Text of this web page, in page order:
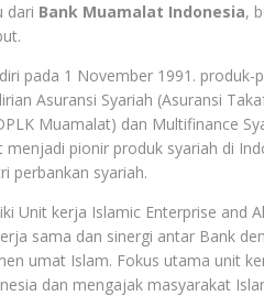
dari Bank Muamalat Indonesia,
pada 1 November 1991. produk-
Asuransi Syariah (Asuransi
Muamalat) dan Multifinance
menjadi pionir produk syariah di
perbankan syariah.
Unit kerja Islamic Enterprise and
sama dan sinergi antar Bank
umat Islam. Fokus utama unit
dan mengajak masyarakat